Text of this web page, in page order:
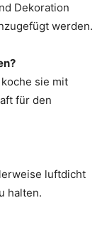
Dekoration
werden.
sie mit
für den
luftdicht
halten.